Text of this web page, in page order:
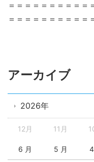
＝＝＝＝＝＝＝＝＝＝
＝＝＝＝＝＝＝＝＝＝
アーカイブ
2026年
12月 11月
6 月 5 月